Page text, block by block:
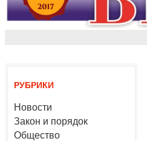
РУБРИКИ
Новости
Закон и порядок
Общество